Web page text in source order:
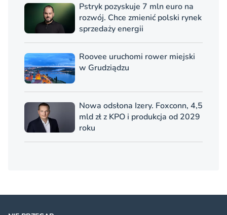
Pstryk pozyskuje 7 mln euro na
rozwój. Chce zmienić polski rynek
sprzedaży energii
Roovee uruchomi rower miejski
w Grudziądzu
Nowa odsłona Izery. Foxconn, 4,5
mld zł z KPO i produkcja od 2029
roku